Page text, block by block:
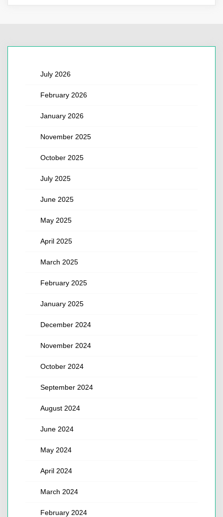
July 2026
February 2026
January 2026
November 2025
October 2025
July 2025
June 2025
May 2025
April 2025
March 2025
February 2025
January 2025
December 2024
November 2024
October 2024
September 2024
August 2024
June 2024
May 2024
April 2024
March 2024
February 2024